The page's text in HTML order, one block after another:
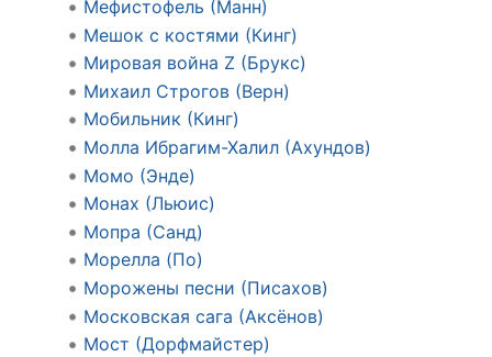
Мефистофель (Манн)
Мешок с костями (Кинг)
Мировая война Z (Брукс)
Михаил Строгов (Верн)
Мобильник (Кинг)
Молла Ибрагим-Халил (Ахундов)
Момо (Энде)
Монах (Льюис)
Мопра (Санд)
Морелла (По)
Морожены песни (Писахов)
Московская сага (Аксёнов)
Мост (Дорфмайстер)